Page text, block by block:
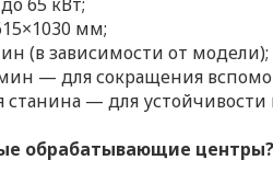
мм;
(в зависимости от модели);
— для сокращения
станина — для
обрабатывающие центры?